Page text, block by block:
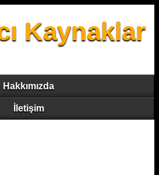
Kaynaklar
Hakkımızda
İletişim